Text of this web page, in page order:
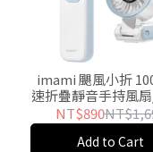
imami 颶風小折
速折疊靜音手持風扇
手持/桌用-推
NT$890
Add to Cart